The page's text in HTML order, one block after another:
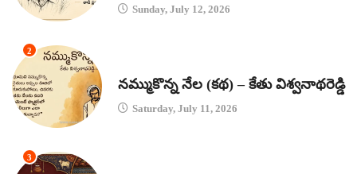
Sunday, July 12, 2026
2
నమ్ముకొన్న నేల (కథ) – కేతు విశ్వనాథరెడ్డి
Saturday, July 11, 2026
3